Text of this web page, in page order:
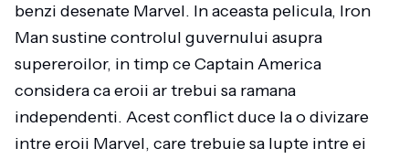
benzi desenate Marvel. In aceasta pelicula, Iron
Man sustine controlul guvernului asupra
supereroilor, in timp ce Captain America
considera ca eroii ar trebui sa ramana
independenti. Acest conflict duce la o divizare
intre eroii Marvel, care trebuie sa lupte intre ei